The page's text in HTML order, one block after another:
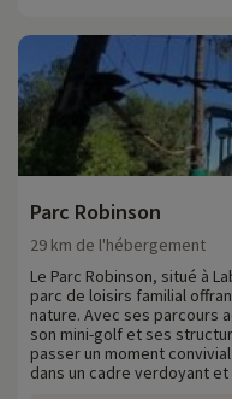
Parc Robinson
29 km de l'hébergement
Le Parc Robinson, situé à
parc de loisirs familial
nature. Avec ses parcours
son mini-golf et ses
passer un moment
dans un cadre verdoyant